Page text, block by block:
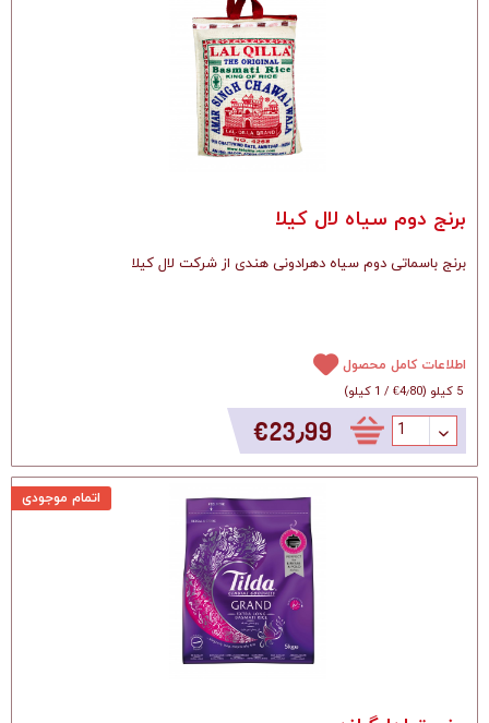
برنج دوم سیاه لال کیلا
برنج باسماتی دوم سیاه دهرادونی هندی از شرکت لال کیلا
اطلاعات کامل محصول
5 کیلو
(‎€4٫80 / 1 کیلو )
‎€23٫99
اتمام موجودی